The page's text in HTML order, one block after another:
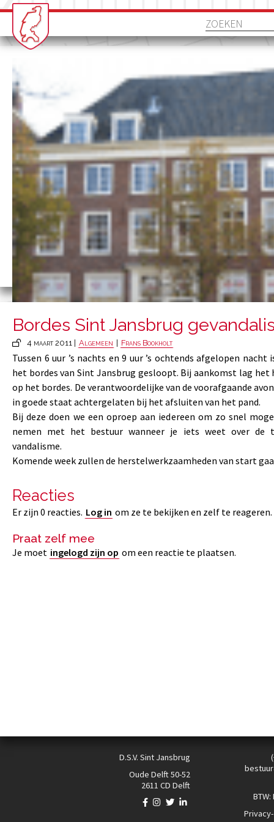
Bordes Sint Jansbrug
4 maart 2011 | Algemeen Frans Bookholt
Tussen 6 uur ’s nachts en 9 uur ’s ochtends afgelopen nacht
het bordes van Sint Jansbrug gesloopt. Bij aankomst lag het
op het bordes. De verantwoordelijke van de voorafgaande
in goede staat achtergelaten bij het afsluiten van het pand.
Bij deze doen we een oproep aan iedereen om zo snel
nemen met het bestuur wanneer je iets weet over de
vandalisme.
Komende week zullen de herstelwerkzaamheden van start
Reacties
Er zijn 0 reacties. Log in om ze te bekijken en zelf te reageren.
Praat zelf mee
Je moet ingelogd zijn op om een reactie te plaatsen.
D.S.V. Sint Jansbrug
Oude Delft 50-52
2611 CD Delft